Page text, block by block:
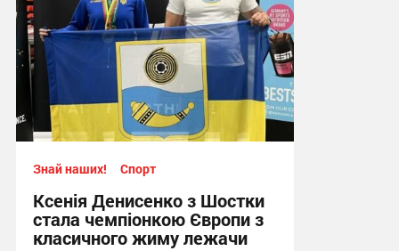
Знай наших! Спорт
Ксенія Денисенко з Шостки
стала чемпіонкою Європи з
класичного жиму лежачи